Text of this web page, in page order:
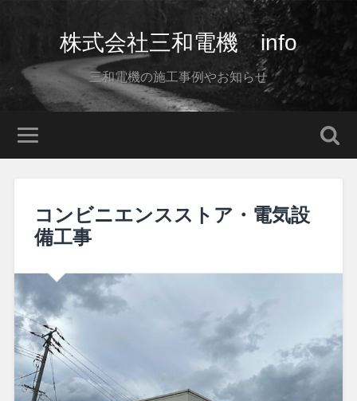
株式会社三和電機 info
三和電機の施工事例やお知らせ
コンビニエンスストア・電気設
備工事